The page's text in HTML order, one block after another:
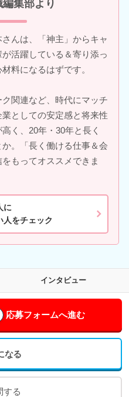
集部より
んは、「神主」からキャ
活躍している＆寄り添っ
料になるはずです。
関連など、時代にマッチ
としての安定感と将来性
く、20年・30年と長く
。「長く働ける仕事＆会
もってオススメできま
に
人をチェック
インタビュー
応募フォームへ進む
なる
する